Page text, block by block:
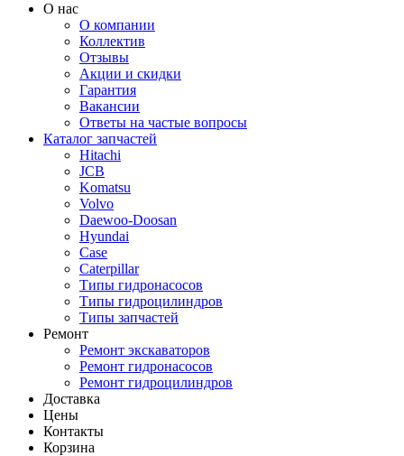
О нас
О компании
Коллектив
Отзывы
Акции и скидки
Гарантия
Вакансии
Ответы на частые вопросы
Каталог запчастей
Hitachi
JCB
Komatsu
Volvo
Daewoo-Doosan
Hyundai
Case
Caterpillar
Типы гидронасосов
Типы гидроцилиндров
Типы запчастей
Ремонт
Ремонт экскаваторов
Ремонт гидронасосов
Ремонт гидроцилиндров
Доставка
Цены
Контакты
Корзина